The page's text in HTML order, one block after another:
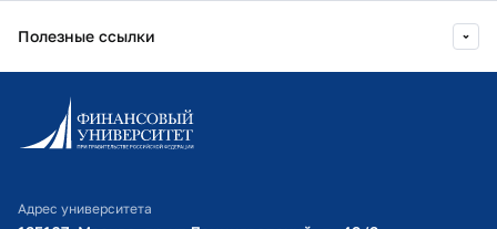
Полезные ссылки
Информационно-образовательный портал
Личный кабинет поступающего
Оплата обучения
Адрес университета